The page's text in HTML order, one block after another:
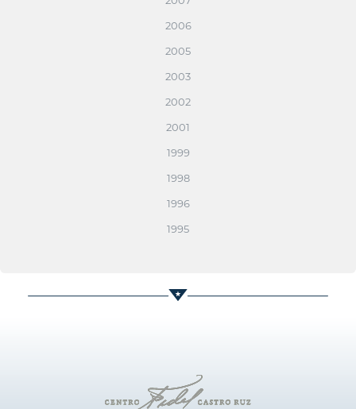
2006
2005
2003
2002
2001
1999
1998
1996
1995